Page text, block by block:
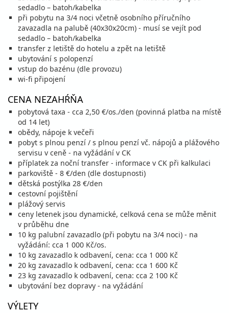
vypočítať cenu
12.09. - 19.09.26 sobota - sobota
polpenzia letecky
vypočítať cenu
polpenzia letecky
572 €
cena za 5 dní (4 noci)
sedadlo – batoh/kabelka
při pobytu na 3/4 noci včetně osobního příručního
zavazadla na palubě (40x30x20cm) - musí se vejít pod
sedadlo – batoh/kabelka
transfer z letiště do hotelu a zpět na letiště
ubytování s polopenzí
vstup do bazénu (dle provozu)
wi-fi připojení
CENA NEZAHŔŇA
pobytová taxa - cca 2,50 €/os./den (povinná platba na místě
od 14 let)
obědy, nápoje k večeři
pobyt s plnou penzí / s plnou penzí vč. nápojů a plážového
servisu v ceně - na vyžádání v CK
příplatek za noční transfer - informace v CK při kalkulaci
parkoviště - 8 €/den (dle dostupnosti)
dětská postýlka 28 €/den
cestovní pojištění
plážový servis
ceny letenek jsou dynamické, celková cena se může měnit
v průběhu dne
10 kg palubní zavazadlo (při pobytu na 3/4 noci) - na
vyžádání: cca 1 000 Kč/os.
10 kg zavazadlo k odbavení, cena: cca 1 000 Kč
20 kg zavazadlo k odbavení, cena: cca 1 600 Kč
23 kg zavazadlo k odbavení, cena: cca 2 100 Kč
ubytování bez dopravy - na vyžádání
VÝLETY